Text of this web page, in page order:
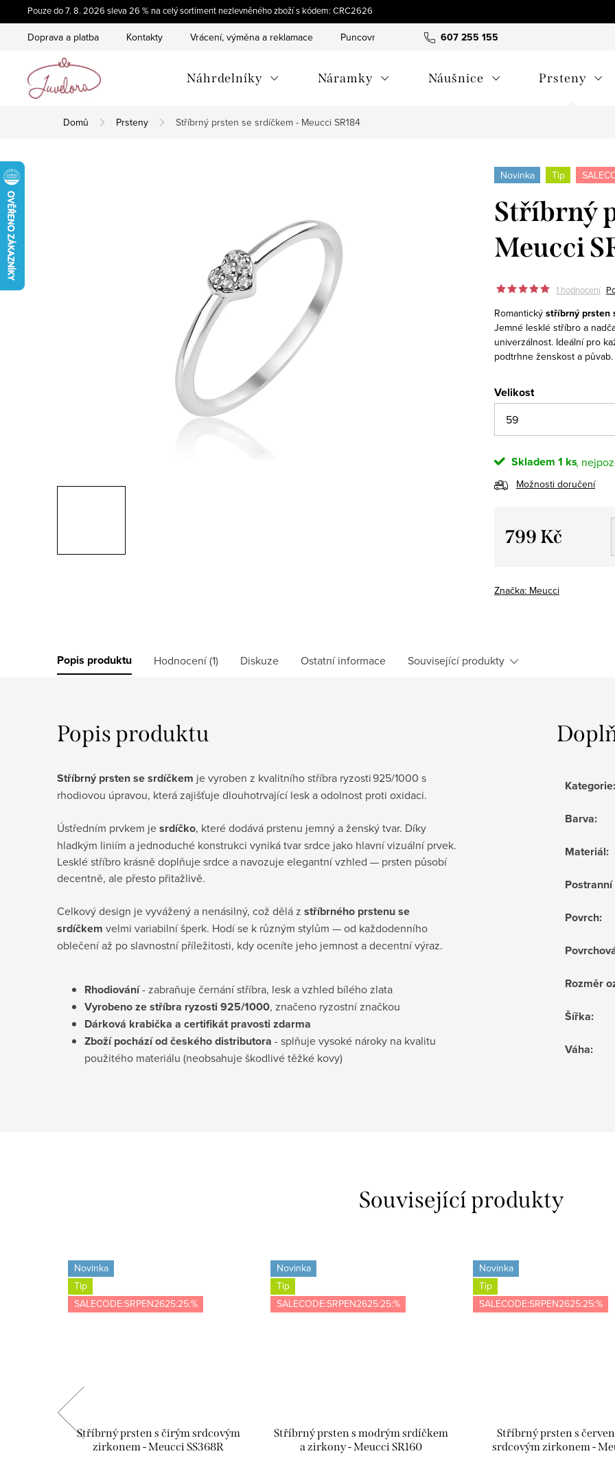
na
Pouze do 7. 8. 2026 sleva 26 % na celý sortiment nezlevněného zboží s kódem: CRC2626
607 255 155
Doprava a platba Kontakty Vrácení, výměna a reklamace Puncovní značky Hodnocení obchodu
Náhrdelníky Náramky Náušnice Prsteny
Domů Prsteny Stříbrný prsten se srdíčkem - Meucci SR184
Novinka Tip
Stříbrný
Meucci
1 hodnocení
Romantický stříbrný prsten
Jemné lesklé stříbro a
univerzálnost. Ideální pro
podtrhne ženskost a půvab.
Velikost
Skladem 1 ks
Možnosti doručení
799 Kč
Značka: Meucci
Popis produktu Hodnocení (1) Diskuze Ostatní informace Související produkty
Popis produktu
Stříbrný prsten se srdíčkem je vyroben z kvalitního stříbra ryzosti 925/1000 s
rhodiovou úpravou, která zajišťuje dlouhotrvající lesk a odolnost proti oxidaci.
Ústředním prvkem jesrdíčko, které dodává prstenu jemný a ženský tvar. Díky
hladkým liniím a jednoduché konstrukci vyniká tvar srdce jako hlavní vizuální prvek.
Lesklé stříbro krásně doplňuje srdce a navozuje elegantní vzhled — prsten působí
decentně, ale přesto přitažlivě.
Celkový design je vyvážený a nenásilný, což dělá z stříbrného prstenu se
srdíčkem velmi variabilní šperk. Hodí se k různým stylům — od každodenního
oblečení až po slavnostní příležitosti, kdy oceníte jeho jemnost a decentní výraz.
Rhodiování- zabraňuje černání stříbra, lesk a vzhled bílého zlata
Vyrobeno ze stříbra ryzosti 925/1000, značeno ryzostní značkou
Dárková krabička a certifikát pravosti zdarma
Zboží pochází od českého distributora - splňuje vysoké nároky na kvalitu
použitého materiálu (neobsahuje škodlivé těžké kovy)
Kategorie:
Barva:
Materiál:
Povrch:
Rozměr
Šířka:
Váha:
Související produkty
Novinka
Tip
SALECODE:SRPEN2625:25:%
Stříbrný prsten s čirým srdcovým
zirkonem - Meucci SS368R
Novinka
Tip
SALECODE:SRPEN2625:25:%
Stříbrný prsten s modrým srdíčkem
a zirkony - Meucci SR160
Novinka
Tip
SALECODE:SRPEN2625:25:%
Stříbrný prsten s
srdcovým zirkonem -